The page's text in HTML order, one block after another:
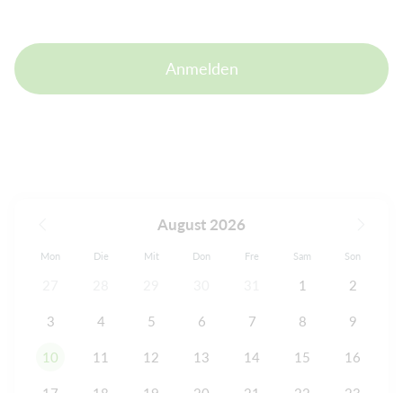
Anmelden
August 2026
Mon Die Mit Don Fre Sam Son
1 2
3 4 5 6 7 8 9
10 11 12 13 14 15 16